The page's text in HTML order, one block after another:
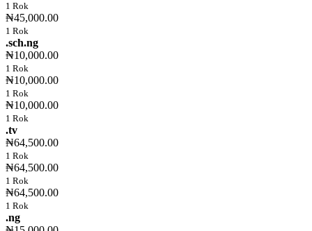
1 Rok
₦45,000.00
1 Rok
.sch.ng
₦10,000.00
1 Rok
₦10,000.00
1 Rok
₦10,000.00
1 Rok
.tv
₦64,500.00
1 Rok
₦64,500.00
1 Rok
₦64,500.00
1 Rok
.ng